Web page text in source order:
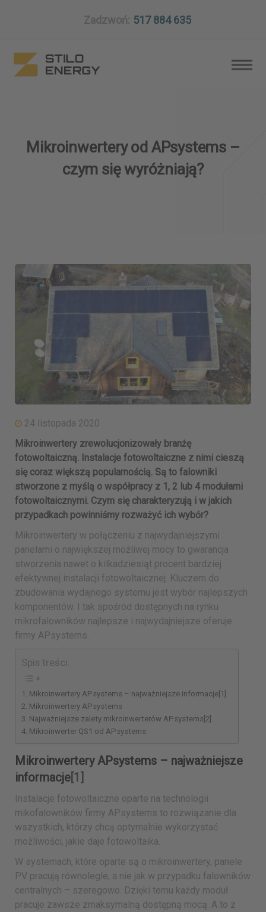
Zadzwoń: 517 884 635
Mikroinwertery od APsystems –
czym się wyróżniają?
24 listopada 2020
Mikroinwertery zrewolucjonizowały branżę
fotowoltaiczną. Instalacje fotowoltaiczne z nimi cieszą
się coraz większą popularnością. Są to falowniki
stworzone z myślą o współpracy z 1, 2 lub 4 modułami
fotowoltaicznymi. Czym się charakteryzują i w jakich
przypadkach powinniśmy rozważyć ich wybór?
Mikroinwertery w połączeniu z najwydajniejszymi
panelami o największej możliwej mocy to gwarancja
stworzenia nawet o kilkadziesiąt procent bardziej
efektywnej instalacji fotowoltaicznej. Kluczem do
zbudowania wydajnego systemu jest wybór najlepszych
komponentów. I tak spośród dostępnych na rynku
mikrofalowników najlepsze i najwydajniejsze oferuje
firmy APsystems.
Spis treści:
Mikroinwertery APsystems – najważniejsze informacje[1]
Mikroinwertery APsystems
Najważniejsze zalety mikroinwerterów APsystems[2]
Mikroinwerter QS1 od APsystems
Mikroinwertery APsystems – najważniejsze
informacje[1]
Instalacje fotowoltaiczne oparte na technologii
mikofalowników firmy APsystems to rozwiązanie dla
wszystkich, którzy chcą optymalnie wykorzystać
możliwości, jakie daje fotowoltaika.
W systemach, które oparte są o mikroinwertery, panele
PV pracują równolegle, a nie jak w przypadku falowników
centralnych – szeregowo. Dzięki temu każdy moduł
pracuje zawsze zmaksymalną dostępną mocą. A to z